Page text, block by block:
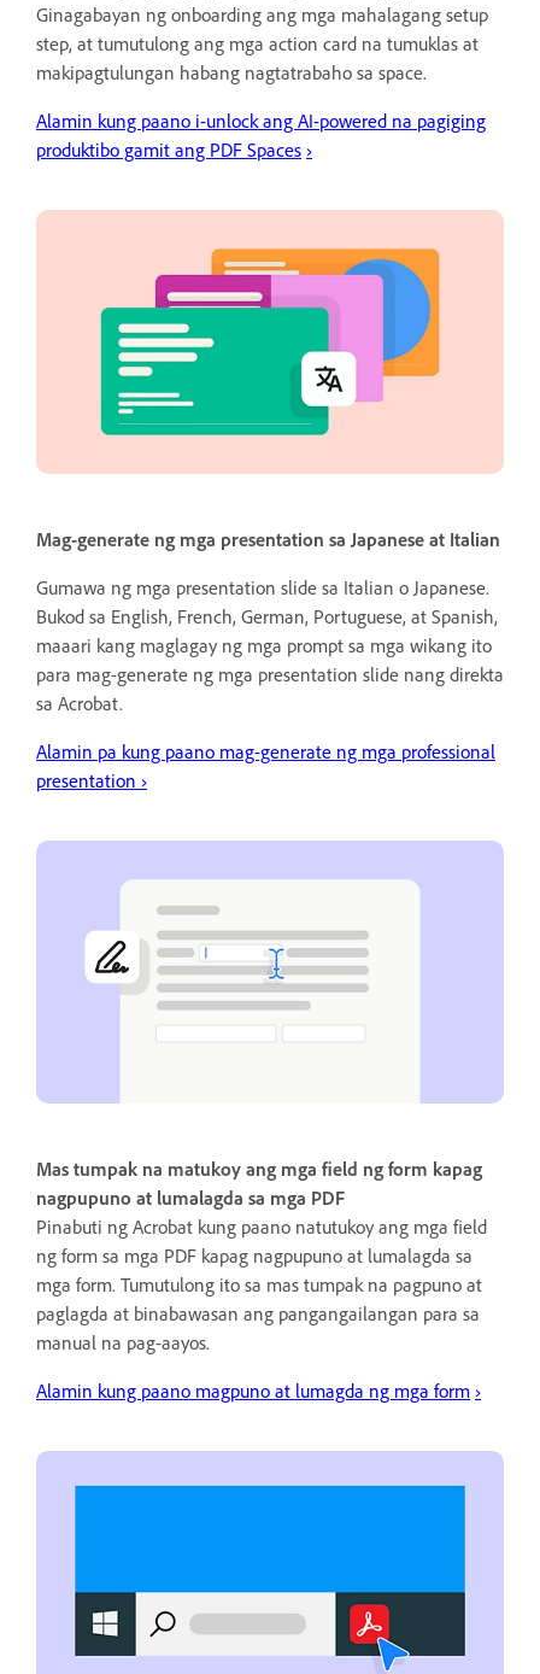
Ginagabayan ng onboarding ang mga mahalagang setup
step, at tumutulong ang mga action card na tumuklas at
makipagtulungan habang nagtatrabaho sa space.
Alamin kung paano i-unlock ang AI-powered na pagiging
produktibo gamit ang PDF Spaces ›
Mag-generate ng mga presentation sa Japanese at Italian
Gumawa ng mga presentation slide sa Italian o Japanese.
Bukod sa English, French, German, Portuguese, at Spanish,
maaari kang maglagay ng mga prompt sa mga wikang ito
para mag-generate ng mga presentation slide nang direkta
sa Acrobat.
Alamin pa kung paano mag-generate ng mga professional
presentation ›
Mas tumpak na matukoy ang mga field ng form kapag
nagpupuno at lumalagda sa mga PDF
Pinabuti ng Acrobat kung paano natutukoy ang mga field
ng form sa mga PDF kapag nagpupuno at lumalagda sa
mga form. Tumutulong ito sa mas tumpak na pagpuno at
paglagda at binabawasan ang pangangailangan para sa
manual na pag-aayos.
Alamin kung paano magpuno at lumagda ng mga form ›